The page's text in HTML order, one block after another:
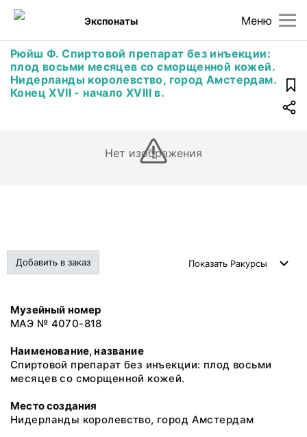
Меню
Экспонаты
Рюйш Ф. Спиртовой препарат без инъекции:
плод восьми месяцев со сморщенной кожей.
Нидерланды королевство, город Амстердам.
Конец ХVII - начало XVIII в.
Нет изображения
Добавить в заказ Показать Ракурсы
Музейный номер
МАЭ № 4070-818
Наименование, название
Спиртовой препарат без инъекции: плод восьми
месяцев со сморщенной кожей.
Место создания
Нидерланды королевство, город Амстердам